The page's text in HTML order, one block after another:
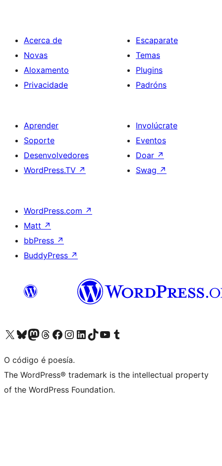
Acerca de
Novas
Aloxamento
Privacidade
Escaparate
Temas
Plugins
Padróns
Aprender
Soporte
Desenvolvedores
WordPress.TV ↗
Involúcrate
Eventos
Doar ↗
Swag ↗
WordPress.com ↗
Matt ↗
bbPress ↗
BuddyPress ↗
Visita la cuenta de X (anteriormente Twitter)
Visita a nosa conta de Bluesky
Visita a nosa conta de Mastodon
Visita a nosa conta de Threads
Visita a nosa páxina de Facebook
Visita a nosa conta de Instagram
Visita a nosa conta de LinkedIn
Visita a nosa conta de TikTok
Visita a nosa canle de YouTube
Visita a nosa conta de Tumblr
O código é poesía.
The WordPress® trademark is the intellectual property
of the WordPress Foundation.